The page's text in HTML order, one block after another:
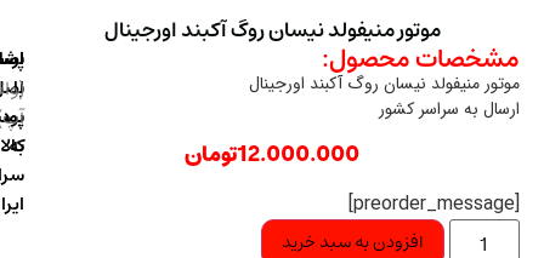
موتور منیفولد نیسان روگ آکبند اورجینال
محصول:
منیفولد نیسان روگ آکبند اورجینال
به سراسر کشور
12.000.000تومان
افزودن به سبد خرید
سراسر
اصالت
پشتیبانی
(واتس